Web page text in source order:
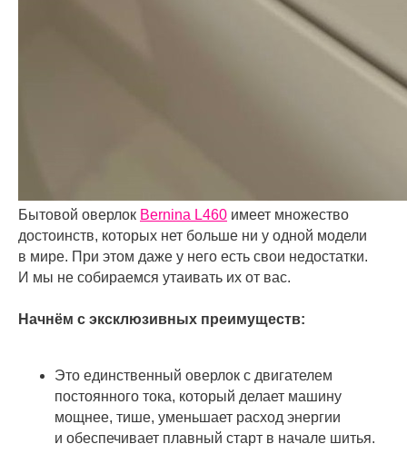
Бытовой оверлок Bernina L460 имеет множество
достоинств, которых нет больше ни у одной модели
в мире. При этом даже у него есть свои недостатки.
И мы не собираемся утаивать их от вас.
Начнём с эксклюзивных преимуществ:
Это единственный оверлок с двигателем
постоянного тока, который делает машину
мощнее, тише, уменьшает расход энергии
и обеспечивает плавный старт в начале шитья.